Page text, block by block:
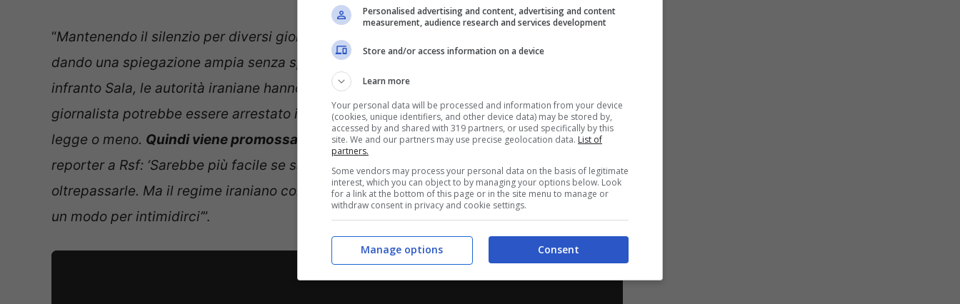
“Mantenendo il silenzio per diversi giorni, – ha continuato il rappresentante di Rsf
dando una spiegazione ampia senza specificare esattamente quali leggi avrebbe
infranto Sala, le autorità iraniane hanno creato un effetto agghiacciante. Qualsiasi altro
giornalista potrebbe essere arrestato indipendentemente dal fatto che abbia infranto la
legge o meno. Quindi viene promossa l’autocensura.Come ha detto una volta un
reporter a Rsf: ‘Sarebbe più facile se sapessimo quali sono le linee rosse per evitare di
oltrepassarle. Ma il regime iraniano continua a spostare la linea rossa di proposito, come
un modo per intimidirci’”.
Personalised advertising and content, advertising and content
measurement, audience research and services development
Store and/or access information on a device
Learn more
Your personal data will be processed and information from your device
(cookies, unique identifiers, and other device data) may be stored by,
accessed by and shared with 319 partners, or used specifically by this
site. We and our partners may use precise geolocation data. List of
partners.
Some vendors may process your personal data on the basis of legitimate
interest, which you can object to by managing your options below. Look
for a link at the bottom of this page or in the site menu to manage or
withdraw consent in privacy and cookie settings.
Consent
Manage options